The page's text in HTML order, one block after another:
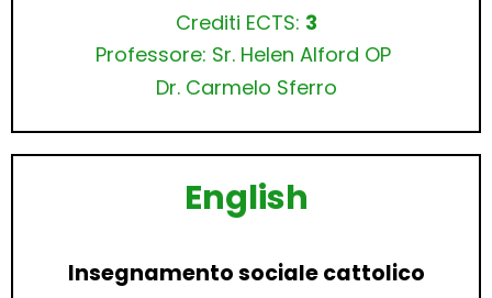
Crediti ECTS: 3
Professore: Sr. Helen Alford OP
Dr. Carmelo Sferro
English
Insegnamento sociale cattolico